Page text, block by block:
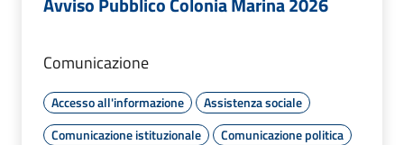
Comunicazione
Accesso all'informazione
Assistenza sociale
Comunicazione istituzionale
Comunicazione politica